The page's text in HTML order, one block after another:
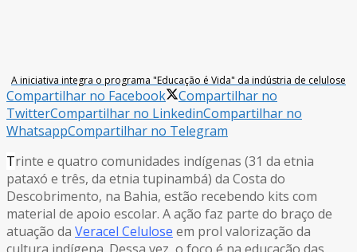
A iniciativa integra o programa "Educação é Vida" da indústria de celulose
Compartilhar no Facebook
Compartilhar no
TwitterCompartilhar no LinkedinCompartilhar no
WhatsappCompartilhar no Telegram
Trinte e quatro comunidades indígenas (31 da etnia
pataxó e três, da etnia tupinambá) da Costa do
Descobrimento, na Bahia, estão recebendo kits com
material de apoio escolar. A ação faz parte do braço de
atuação da Veracel Celulose em prol valorização da